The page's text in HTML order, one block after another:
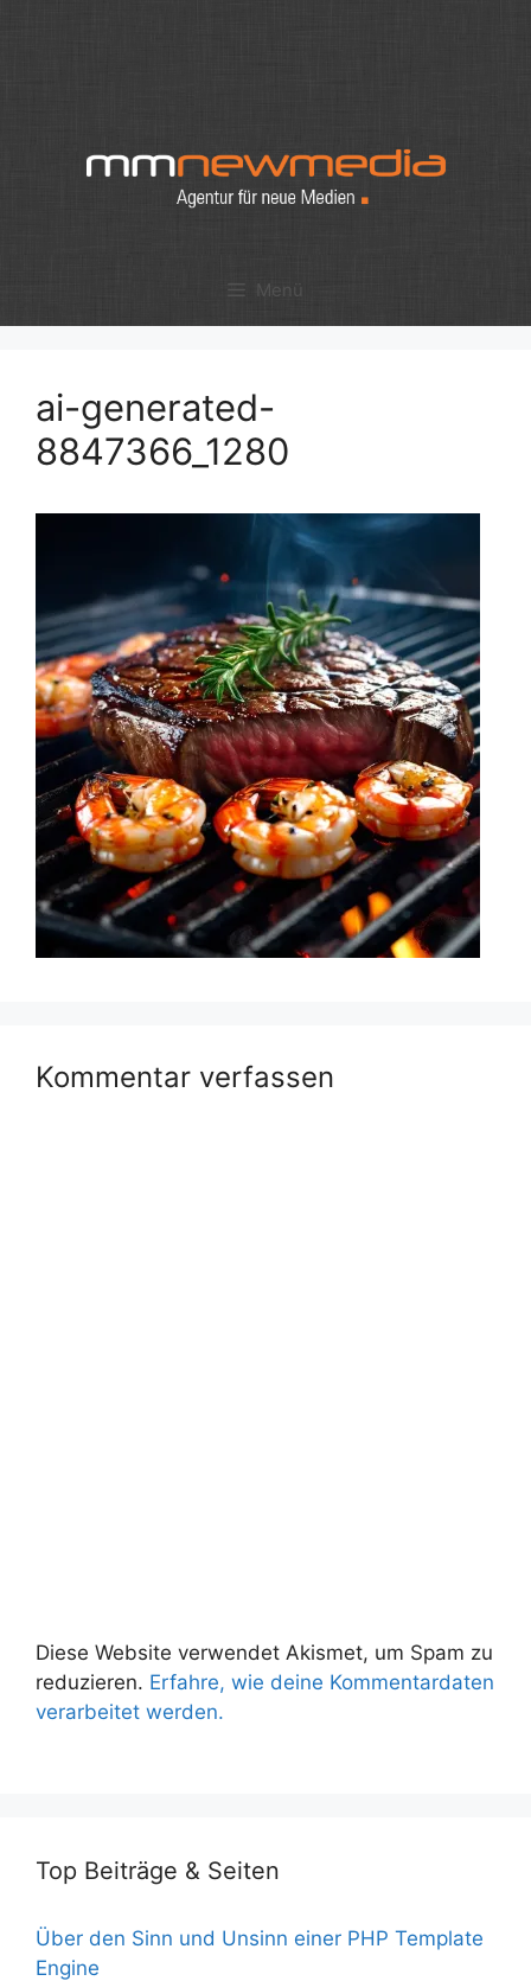
Menü
ai-generated-
8847366_1280
Kommentar verfassen
Diese Website verwendet Akismet, um Spam zu
reduzieren. Erfahre, wie deine Kommentardaten
verarbeitet werden.
Top Beiträge & Seiten
Über den Sinn und Unsinn einer PHP Template
Engine